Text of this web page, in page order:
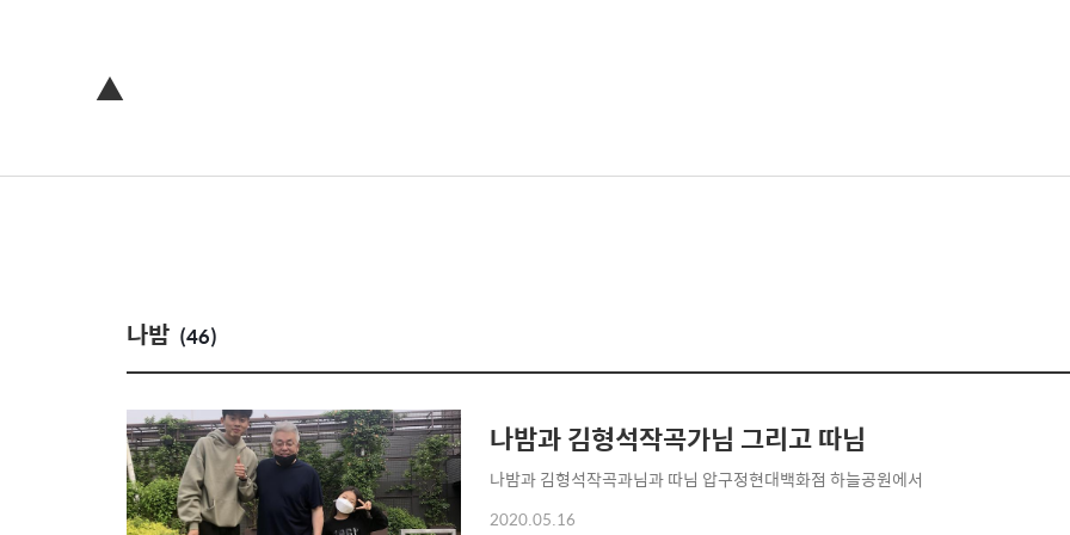
▲
나밤 (46)
나밤과 김형석작곡가님 그리고 따님
나밤과 김형석작곡과님과 따님 압구정현대백화점 하늘공원에서
2020.05.16